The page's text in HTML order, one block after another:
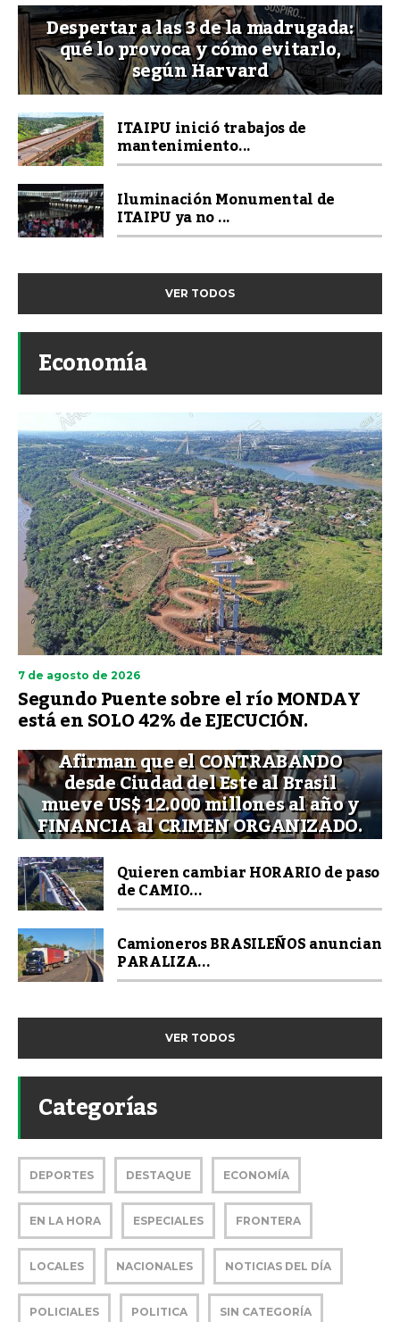
Despertar a las 3 de la madrugada:
qué lo provoca y cómo evitarlo,
según Harvard
ITAIPU inició trabajos de
mantenimiento...
Iluminación Monumental de
ITAIPU ya no ...
VER TODOS
Economía
7 de agosto de 2026
Segundo Puente sobre el río MONDAY
está en SOLO 42% de EJECUCIÓN.
Afirman que el CONTRABANDO
desde Ciudad del Este al Brasil
mueve US$ 12.000 millones al año y
FINANCIA al CRIMEN ORGANIZADO.
Quieren cambiar HORARIO de paso
de CAMIO...
Camioneros BRASILEÑOS anuncian
PARALIZA...
VER TODOS
Categorías
DEPORTES DESTAQUE ECONOMÍA
EN LA HORA ESPECIALES FRONTERA
LOCALES NACIONALES NOTICIAS DEL DÍA
POLICIALES POLITICA SIN CATEGORÍA